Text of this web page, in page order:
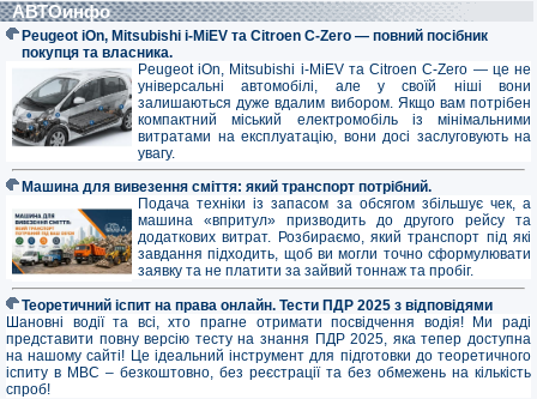
АВТОинфо
Peugeot iOn, Mitsubishi i-MiEV та Citroen C-Zero — повний посібник
покупця та власника.
Peugeot iOn, Mitsubishi i-MiEV та Citroen C-Zero — це не
універсальні автомобілі, але у своїй ніші вони
залишаються дуже вдалим вибором. Якщо вам потрібен
компактний міський електромобіль із мінімальними
витратами на експлуатацію, вони досі заслуговують на
увагу.
Машина для вивезення сміття: який транспорт потрібний.
Подача техніки із запасом за обсягом збільшує чек, а
машина «впритул» призводить до другого рейсу та
додаткових витрат. Розбираємо, який транспорт під які
завдання підходить, щоб ви могли точно сформулювати
заявку та не платити за зайвий тоннаж та пробіг.
Теоретичний іспит на права онлайн. Тести ПДР 2025 з відповідями
Шановні водії та всі, хто прагне отримати посвідчення водія! Ми раді
представити повну версію тесту на знання ПДР 2025, яка тепер доступна
на нашому сайті! Це ідеальний інструмент для підготовки до теоретичного
іспиту в МВС – безкоштовно, без реєстрації та без обмежень на кількість
спроб!